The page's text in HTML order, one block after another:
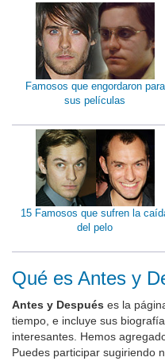
Famosos que engordaron para
sus películas
15 Famosos que sufren la
del pelo
Qué es Antes y
Antes y Después es la
tiempo, e incluye sus
interesantes. Hemos
Puedes participar sugiriendo